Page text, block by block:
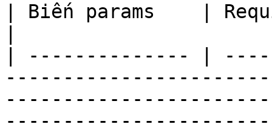
| Biến params    |
| -------------- |